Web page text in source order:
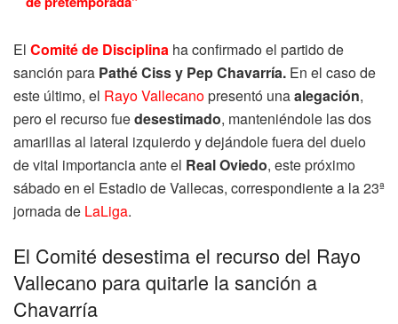
El Comité de Disciplina ha confirmado el partido de
sanción para Pathé Ciss y Pep Chavarría. En el caso de
este último, el Rayo Vallecanopresentó unaalegación,
pero el recurso fuedesestimado, manteniéndole las dos
amarillas al lateral izquierdo y dejándole fuera del duelo
de vital importancia ante el Real Oviedo, este próximo
sábado en el Estadio de Vallecas, correspondiente a la 23ª
jornada de LaLiga.
El Comité desestima el recurso del Rayo
Vallecano para quitarle la sanción a
Chavarría